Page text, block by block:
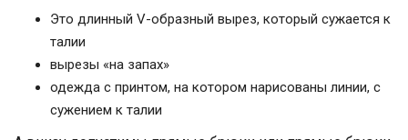
Это длинный V-образный вырез, который сужается к
талии
вырезы «на запах»
одежда с принтом, на котором нарисованы линии, с
сужением к талии